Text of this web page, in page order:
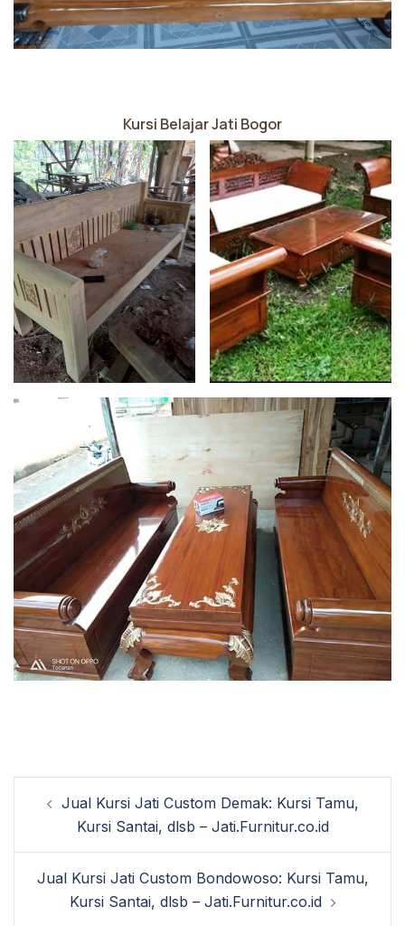
Kursi Belajar Jati Bogor
Post
navigation
Jual Kursi Jati Custom Demak: Kursi Tamu,
Kursi Santai, dlsb – Jati.Furnitur.co.id
Jual Kursi Jati Custom Bondowoso: Kursi Tamu,
Kursi Santai, dlsb – Jati.Furnitur.co.id